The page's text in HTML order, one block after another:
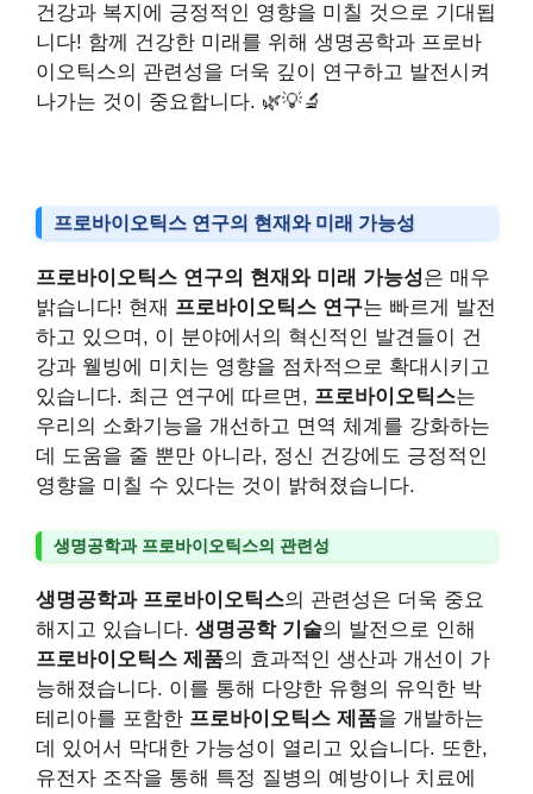
건강과 복지에 긍정적인 영향을 미칠 것으로 기대됩
니다! 함께 건강한 미래를 위해 생명공학과 프로바
이오틱스의 관련성을 더욱 깊이 연구하고 발전시켜
나가는 것이 중요합니다. 🌿💡🔬
프로바이오틱스 연구의 현재와 미래 가능성
프로바이오틱스 연구의 현재와 미래 가능성은 매우
밝습니다! 현재 프로바이오틱스 연구는 빠르게 발전
하고 있으며, 이 분야에서의 혁신적인 발견들이 건
강과 웰빙에 미치는 영향을 점차적으로 확대시키고
있습니다. 최근 연구에 따르면, 프로바이오틱스는
우리의 소화기능을 개선하고 면역 체계를 강화하는
데 도움을 줄 뿐만 아니라, 정신 건강에도 긍정적인
영향을 미칠 수 있다는 것이 밝혀졌습니다.
생명공학과 프로바이오틱스의 관련성
생명공학과 프로바이오틱스의 관련성은 더욱 중요
해지고 있습니다. 생명공학 기술의 발전으로 인해
프로바이오틱스 제품의 효과적인 생산과 개선이 가
능해졌습니다. 이를 통해 다양한 유형의 유익한 박
테리아를 포함한 프로바이오틱스 제품을 개발하는
데 있어서 막대한 가능성이 열리고 있습니다. 또한,
유전자 조작을 통해 특정 질병의 예방이나 치료에